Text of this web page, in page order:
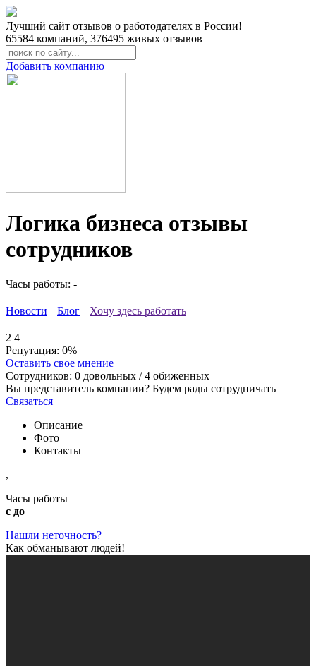
Лучший сайт отзывов о работодателях в России!
65584 компаний, 376495 живых отзывов
Добавить компанию
Логика бизнеса отзывы
сотрудников
Часы работы: -
Новости Блог Хочу здесь работать
2 4
Репутация: 0%
Оставить свое мнение
Сотрудников: 0 довольных /4 обиженных
Вы представитель компании? Будем рады сотрудничать
Связаться
Описание
Фото
Контакты
,
Часы работы
с до
Нашли неточность?
Как обманывают людей!